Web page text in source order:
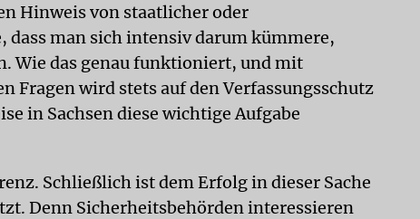
Hinweis von staatlicher oder
dass man sich intensiv darum kümmere,
Wie das genau funktioniert, und mit
Fragen wird stets auf den Verfassungsschutz
in Sachsen diese wichtige Aufgabe
Schließlich ist dem Erfolg in dieser Sache
Denn Sicherheitsbehörden interessieren